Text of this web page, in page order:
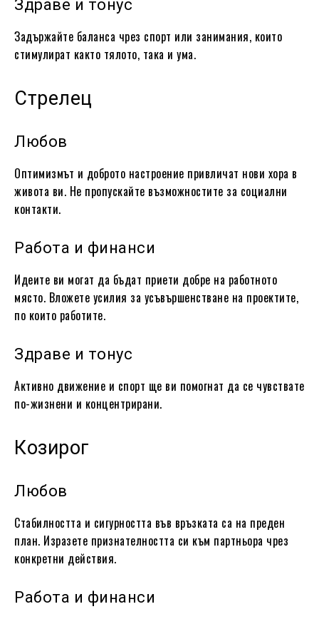
Здраве и тонус
Задържайте баланса чрез спорт или занимания, които
стимулират както тялото, така и ума.
Стрелец
Любов
Оптимизмът и доброто настроение привличат нови хора в
живота ви. Не пропускайте възможностите за социални
контакти.
Работа и финанси
Идеите ви могат да бъдат приети добре на работното
място. Вложете усилия за усъвършенстване на проектите,
по които работите.
Здраве и тонус
Активно движение и спорт ще ви помогнат да се чувствате
по-жизнени и концентрирани.
Козирог
Любов
Стабилността и сигурността във връзката са на преден
план. Изразете признателността си към партньора чрез
конкретни действия.
Работа и финанси